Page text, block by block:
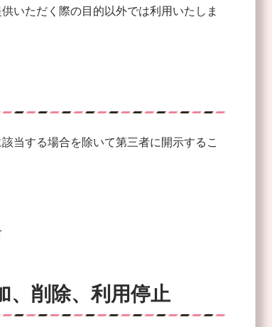
いただく際の目的以外では利用いたしま
当する場合を除いて第三者に開示するこ
、削除、利用停止